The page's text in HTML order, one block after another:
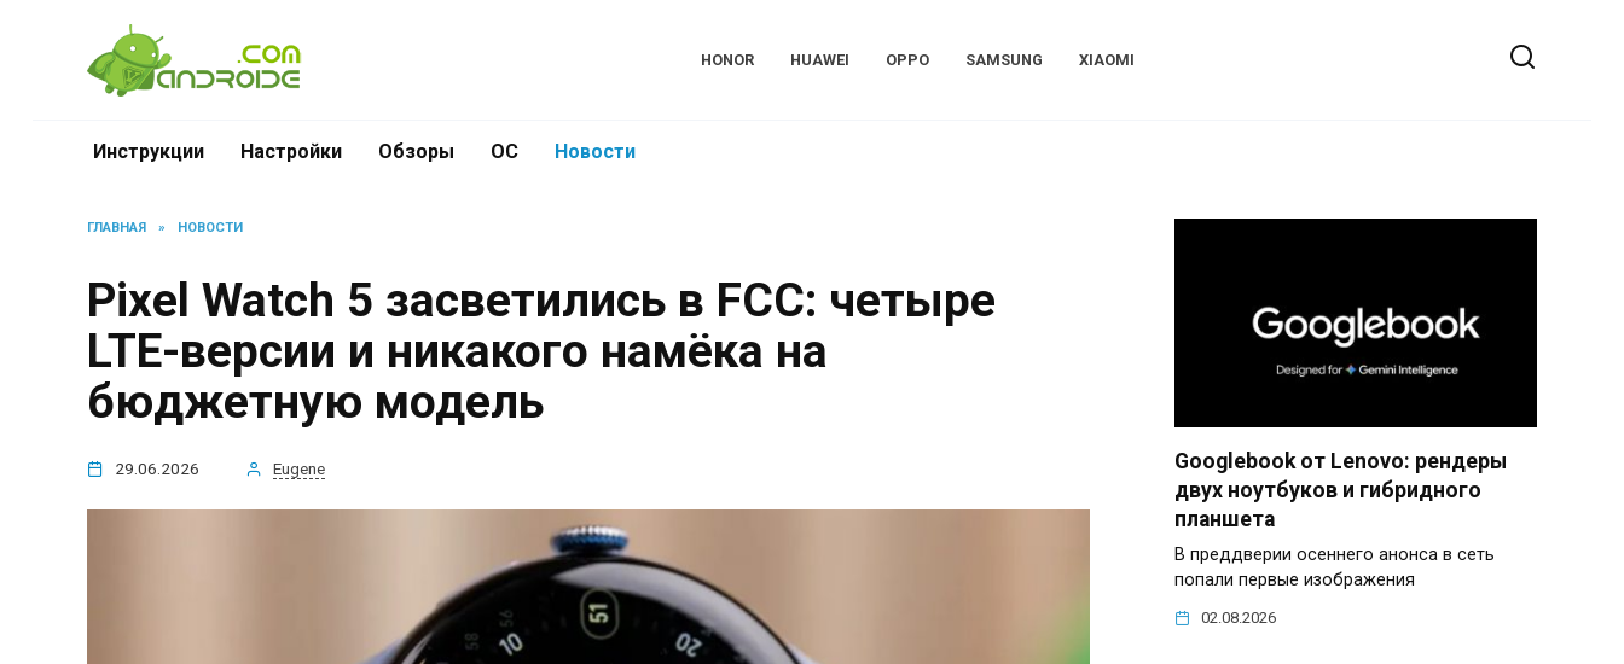
содержанию
HONOR HUAWEI OPPO SAMSUNG XIAOMI
Инструкции Настройки Обзоры ОС Новости
ГЛАВНАЯ » НОВОСТИ
Pixel Watch 5 засветились в FCC: четыре
LTE-версии и никакого намёка на
бюджетную модель
29.06.2026 Eugene
Googlebook от Lenovo: рендеры
двух ноутбуков и гибридного
планшета
В преддверии осеннего анонса в сеть
попали первые изображения
02.08.2026